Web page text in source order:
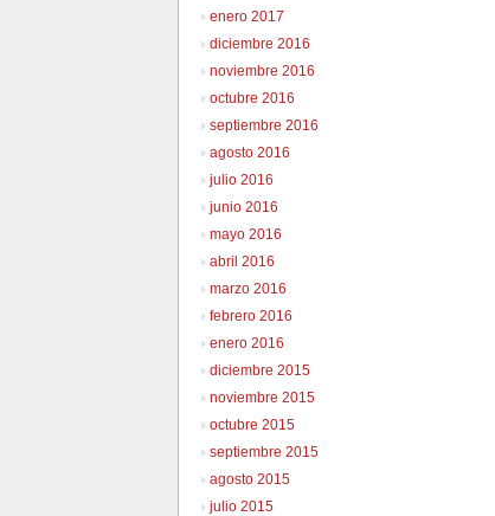
enero 2017
diciembre 2016
noviembre 2016
octubre 2016
septiembre 2016
agosto 2016
julio 2016
junio 2016
mayo 2016
abril 2016
marzo 2016
febrero 2016
enero 2016
diciembre 2015
noviembre 2015
octubre 2015
septiembre 2015
agosto 2015
julio 2015